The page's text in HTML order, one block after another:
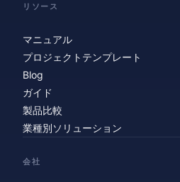
リソース
マニュアル
プロジェクトテンプレート
Blog
ガイド
製品比較
業種別ソリューション
会社